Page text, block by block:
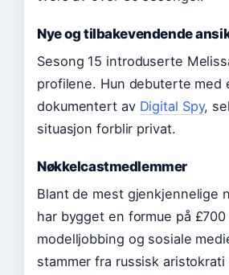
Nye og tilbakevendende
Sesong 15 introduserte
profilene. Hun debuterte
dokumentert av Digital Spy,
situasjon forblir privat.
Nøkkelcastmedlemmer
Blant de mest gjenkjennelige
har bygget en formue på
modelljobbing og sosiale
stammer fra russisk